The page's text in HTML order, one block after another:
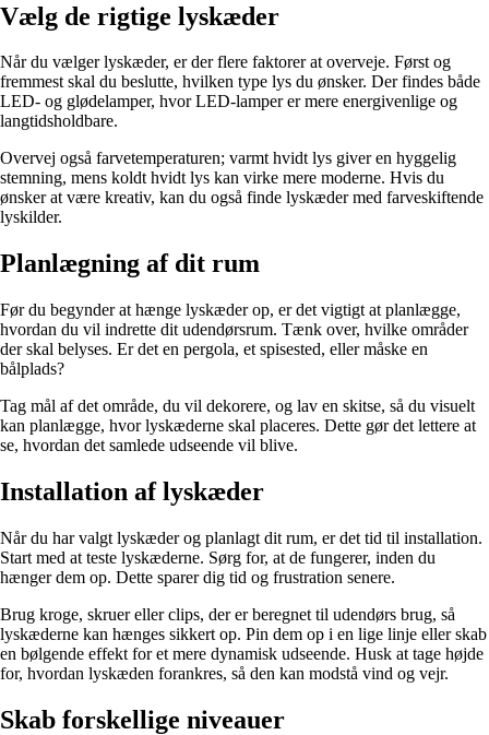
Vælg de rigtige lyskæder
Når du vælger lyskæder, er der flere faktorer at overveje. Først og
fremmest skal du beslutte, hvilken type lys du ønsker. Der findes både
LED- og glødelamper, hvor LED-lamper er mere energivenlige og
langtidsholdbare.
Overvej også farvetemperaturen; varmt hvidt lys giver en hyggelig
stemning, mens koldt hvidt lys kan virke mere moderne. Hvis du
ønsker at være kreativ, kan du også finde lyskæder med farveskiftende
lyskilder.
Planlægning af dit rum
Før du begynder at hænge lyskæder op, er det vigtigt at planlægge,
hvordan du vil indrette dit udendørsrum. Tænk over, hvilke områder
der skal belyses. Er det en pergola, et spisested, eller måske en
bålplads?
Tag mål af det område, du vil dekorere, og lav en skitse, så du visuelt
kan planlægge, hvor lyskæderne skal placeres. Dette gør det lettere at
se, hvordan det samlede udseende vil blive.
Installation af lyskæder
Når du har valgt lyskæder og planlagt dit rum, er det tid til installation.
Start med at teste lyskæderne. Sørg for, at de fungerer, inden du
hænger dem op. Dette sparer dig tid og frustration senere.
Brug kroge, skruer eller clips, der er beregnet til udendørs brug, så
lyskæderne kan hænges sikkert op. Pin dem op i en lige linje eller skab
en bølgende effekt for et mere dynamisk udseende. Husk at tage højde
for, hvordan lyskæden forankres, så den kan modstå vind og vejr.
Skab forskellige niveauer